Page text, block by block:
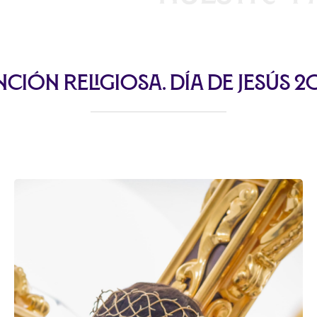
Religiosa. Día de Jesús